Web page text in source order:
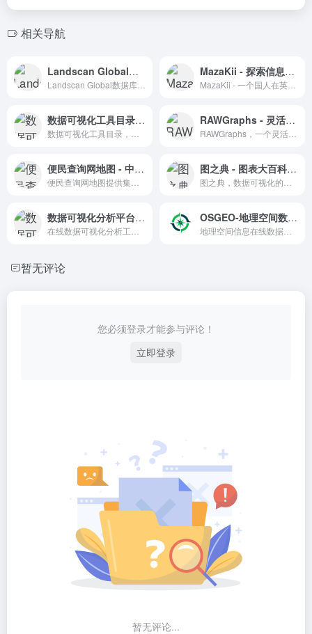
相关导航
Landscan Global全球人口密度空间分布数据2022 MazaKii - 探索信息图的魅力与创新
数据可视化工具目录 - 大数据的直观展现 RAWGraphs - 灵活的数据可视化工具
便民查询网地图 - 中国地图在线查看工具 图之典 - 图表大百科的可视化知识宝库
数据可视化分析平台 - 探索科技风数据表盘的无限可能 OSGEO-地理空间数据 - 开源地理空间数据
暂无评论
您必须登录才能参与评论！
立即登录
暂无评论...